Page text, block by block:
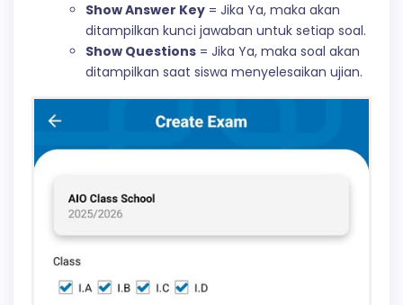
Show Answer Key = Jika Ya, maka akan
ditampilkan kunci jawaban untuk setiap soal.
Show Questions = Jika Ya, maka soal akan
ditampilkan saat siswa menyelesaikan ujian.